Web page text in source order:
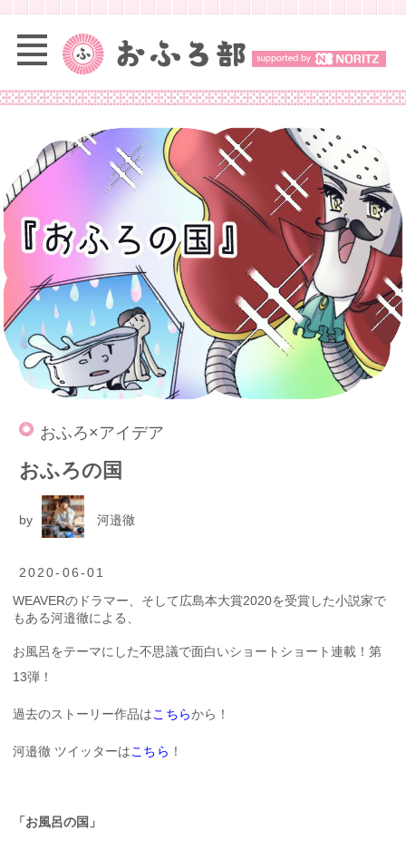
おふろ×アイデア
おふろの国
by 河邉徹
2020-06-01
WEAVERのドラマー、そして広島本大賞2020を受賞した小説家で
もある河邉徹による、
お風呂をテーマにした不思議で面白いショートショート連載！第
13弾！
過去のストーリー作品はこちらから！
河邉徹 ツイッターはこちら ！
「お風呂の国」